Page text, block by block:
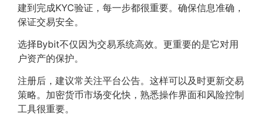
建到完成KYC验证，每一步都很重要。确保信息准确，
保证交易安全。
选择Bybit不仅因为交易系统高效。更重要的是它对用
户资产的保护。
注册后，建议常关注平台公告。这样可以及时更新交易
策略。加密货币市场变化快，熟悉操作界面和风险控制
工具很重要。